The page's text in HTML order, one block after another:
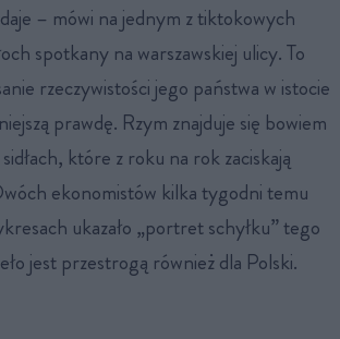
– mówi na jednym z tiktokowych
spotkany na warszawskiej ulicy. To
rzeczywistości jego państwa w istocie
prawdę. Rzym znajduje się bowiem
które z roku na rok zaciskają
ekonomistów kilka tygodni temu
ukazało „portret schyłku” tego
jest przestrogą również dla Polski.